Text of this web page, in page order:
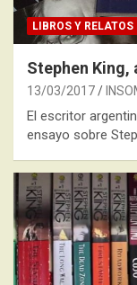
LIBROS Y RELATOS
Stephen King,
13/03/2017
El escritor
ensayo sobre